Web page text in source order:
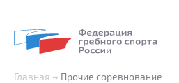
Главная Прочие соревнование